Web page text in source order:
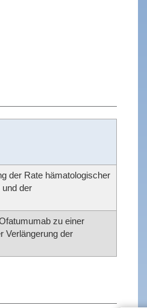
der Rate hämatologischer
der
zu einer
Verlängerung der